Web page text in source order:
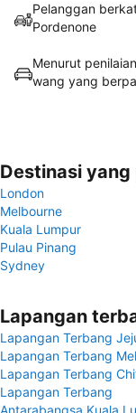
Pelanggan
Pordenone
Menurut
wang yang
Destinasi
London
Melbourne
Kuala Lumpur
Pulau Pinang
Sydney
Lapangan
Lapangan Terbang
Lapangan Terbang
Lapangan Terbang
Lapangan Terbang
Antarabangsa Kuala